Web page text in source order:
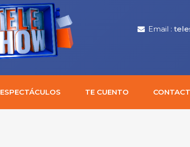
Email :
ESPECTÁCULOS TE CUENTO